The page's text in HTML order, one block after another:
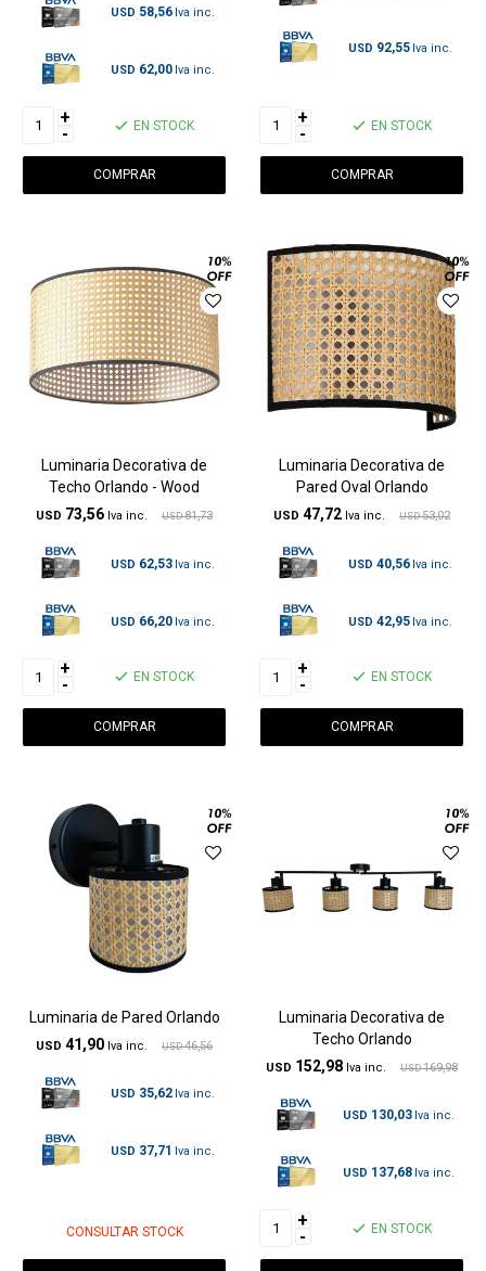
USD 58,56
USD 62,00
+
- EN STOCK
USD 92,55
+
- EN STOCK
Luminaria Decorativa de
Techo Orlando - Wood
USD 73,56 USD 81,73
USD 62,53
USD 66,20
+
- EN STOCK
Luminaria Decorativa de
Pared Oval Orlando
USD 47,72 USD 53,02
USD 40,56
USD 42,95
+
- EN STOCK
Luminaria de Pared Orlando
USD 41,90 USD 46,56
USD 35,62
USD 37,71
CONSULTAR STOCK
Luminaria Decorativa de
Techo Orlando
USD 152,98 USD 169,98
USD 130,03
USD 137,68
+
- EN STOCK